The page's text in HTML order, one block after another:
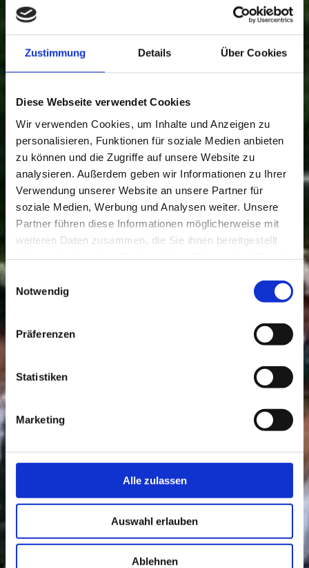
Zustimmung Details Über Cookies
Diese Webseite verwendet Cookies
Wir verwenden Cookies, um Inhalte und Anzeigen zu
personalisieren, Funktionen für soziale Medien anbieten
zu können und die Zugriffe auf unsere Website zu
analysieren. Außerdem geben wir Informationen zu Ihrer
Verwendung unserer Website an unsere Partner für
soziale Medien, Werbung und Analysen weiter. Unsere
Partner führen diese Informationen möglicherweise mit
weiteren Daten zusammen, die Sie ihnen bereitgestellt
Einwilligungsauswahl
Notwendig
Präferenzen
Statistiken
Marketing
Alle zulassen
Auswahl erlauben
Ablehnen